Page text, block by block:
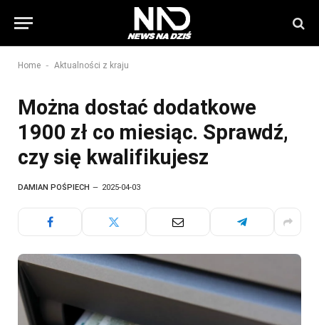
Home - Aktualności z kraju
Można dostać dodatkowe
1900 zł co miesiąc. Sprawdź,
czy się kwalifikujesz
DAMIAN POŚPIECH 2025-04-03